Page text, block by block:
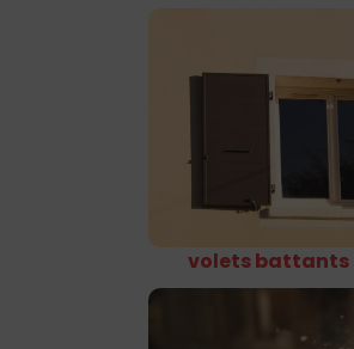
volets battants